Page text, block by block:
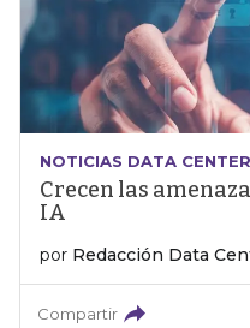
NOTICIAS DATA CENTER
Crecen las
IA
por Redacción Data
Compartir